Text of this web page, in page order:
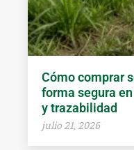
Cómo comprar
forma segura
y trazabilidad
julio 21, 2026